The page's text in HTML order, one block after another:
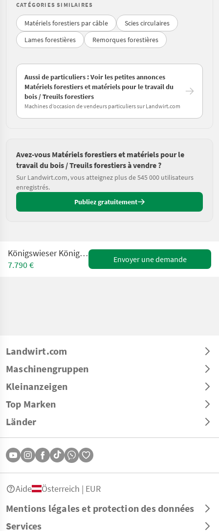
CATÉGORIES SIMILAIRES
Matériels forestiers par câble
Scies circulaires
Lames forestières
Remorques forestières
Aussi de particuliers : Voir les petites annonces
Matériels forestiers et matériels pour le travail du
bois / Treuils forestiers
Machines d’occasion de vendeurs particuliers sur Landwirt.com
Avez-vous Matériels forestiers et matériels pour le
travail du bois / Treuils forestiers à vendre ?
Sur Landwirt.com, vous atteignez plus de 545 000 utilisateurs
enregistrés.
Publiez gratuitement
Königswieser Königswieser KGD 60 LC
7.790 €
Envoyer une demande
Landwirt.com
Maschinengruppen
Kleinanzeigen
Top Marken
Länder
Mentions légales et protection des données
Services
Aide Österreich | EUR